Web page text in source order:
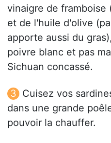
vinaigre de framboise
et de l'huile d'olive
apporte aussi du
poivre blanc et pas
Sichuan concassé.
Cuisez vos
dans une grande
pouvoir la chauffer.